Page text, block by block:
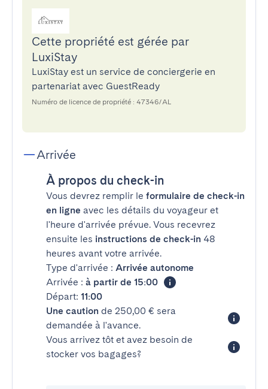
Cette propriété est gérée par
LuxiStay
LuxiStay est un service de conciergerie en
partenariat avec GuestReady
Numéro de licence de propriété : 47346/AL
Arrivée
À propos du check-in
Vous devrez remplir le formulaire de check-in
en ligne avec les détails du voyageur et
l'heure d'arrivée prévue. Vous recevrez
ensuite les instructions de check-in 48
heures avant votre arrivée.
Type d'arrivée : Arrivée autonome
Arrivée : à partir de 15:00
Départ: 11:00
Une caution de 250,00 € sera
demandée à l'avance.
Vous arrivez tôt et avez besoin de
stocker vos bagages?